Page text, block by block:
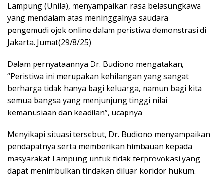
Lampung (Unila), menyampaikan rasa belasungkawa
yang mendalam atas meninggalnya saudara
pengemudi ojek online dalam peristiwa demonstrasi di
Jakarta. Jumat(29/8/25)
Dalam pernyataannya Dr. Budiono mengatakan,
“Peristiwa ini merupakan kehilangan yang sangat
berharga tidak hanya bagi keluarga, namun bagi kita
semua bangsa yang menjunjung tinggi nilai
kemanusiaan dan keadilan”, ucapnya
Menyikapi situasi tersebut, Dr. Budiono menyampaikan
pendapatnya serta memberikan himbauan kepada
masyarakat Lampung untuk tidak terprovokasi yang
dapat menimbulkan tindakan diluar koridor hukum.